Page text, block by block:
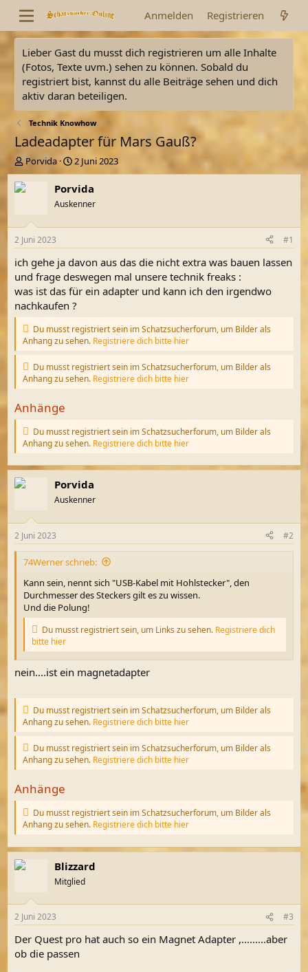
Anmelden Registrieren
Lieber Gast du musst dich registrieren um alle Inhalte
(Fotos, Texte uvm.) sehen zu können. Sobald du
registriert bist, kannst du alle Beiträge sehen und dich
aktiv daran beteiligen.
Technik Knowhow
Ladeadapter für Mars Gauß?
E
r
s
e
r
Porvida
E
r
s
e
t
a
2 Juni 2023
Porvida
Auskenner
2 Juni 2023 #1
ich gehe ja davon aus das die nicht extra was bauen lassen
und frage deswegen mal unsere technik freaks :
was ist das für ein adapter und kann ich den irgendwo
nachkaufen ?
Du musst registriert sein im Schatzsucherforum, um Bilder als
Anhang zu sehen. Registriere dich bitte hier
Du musst registriert sein im Schatzsucherforum, um Bilder als
Anhang zu sehen. Registriere dich bitte hier
Anhänge
Du musst registriert sein im Schatzsucherforum, um Bilder als
Anhang zu sehen. Registriere dich bitte hier
Porvida
Auskenner
2 Juni 2023 #2
74Werner schrieb:
Kann sein, nennt sich "USB-Kabel mit Hohlstecker", den
Durchmesser des Steckers gilt es zu wissen.
Und die Polung!
Du musst registriert sein, um Links zu sehen. Registriere dich
bitte hier
nein....ist ein magnetadapter
Du musst registriert sein im Schatzsucherforum, um Bilder als
Anhang zu sehen. Registriere dich bitte hier
Du musst registriert sein im Schatzsucherforum, um Bilder als
Anhang zu sehen. Registriere dich bitte hier
Anhänge
Du musst registriert sein im Schatzsucherforum, um Bilder als
Anhang zu sehen. Registriere dich bitte hier
Blizzard
Mitglied
2 Juni 2023 #3
Der Quest pro hat auch so ein Magnet Adapter ,.........aber
ob die passen